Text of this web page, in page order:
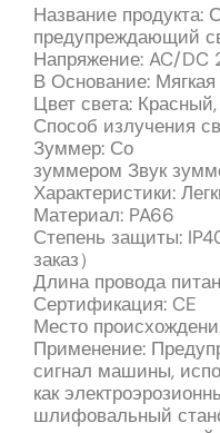
Название продукта:
предупреждающий
Напряжение: AC/DC
В Основание:
Цвет света:
Способ излучения
Зуммер: Со
зуммером Звук
Характеристики:
Материал: PA66
Степень защиты:
заказ）
Длина провода
Сертификация: CE
Место
Применение:
сигнал машины,
как
шлифовальный